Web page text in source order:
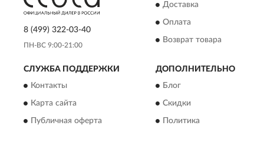
8 (499) 322-03-40
ПН-ВС 9:00-21:00
Доставка
Оплата
Возврат товара
СЛУЖБА ПОДДЕРЖКИ
Контакты
Карта сайта
Публичная оферта
ДОПОЛНИТЕЛЬНО
Блог
Скидки
Политика